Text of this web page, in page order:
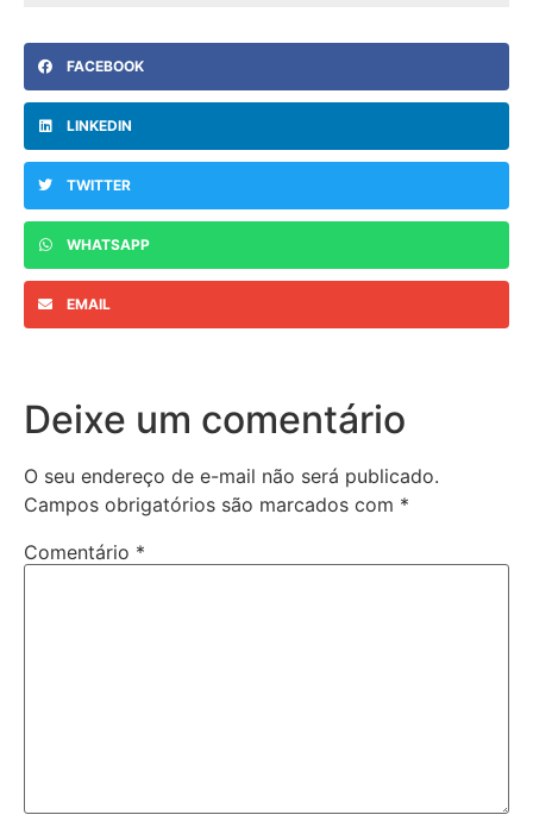
FACEBOOK
LINKEDIN
TWITTER
WHATSAPP
EMAIL
Deixe um comentário
O seu endereço de e-mail não será publicado.
Campos obrigatórios são marcados com *
Comentário *